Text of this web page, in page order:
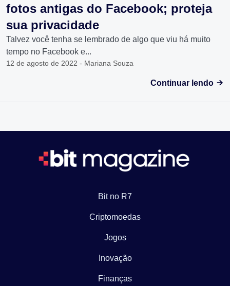
fotos antigas do Facebook; proteja
sua privacidade
Talvez você tenha se lembrado de algo que viu há muito
tempo no Facebook e...
12 de agosto de 2022 - Mariana Souza
Continuar lendo
Bit no R7
Criptomoedas
Jogos
Inovação
Finanças